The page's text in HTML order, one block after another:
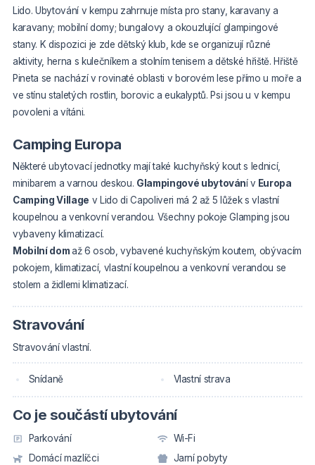
Lido. Ubytování v kempu zahrnuje místa pro stany, karavany a
karavany; mobilní domy; bungalovy a okouzlující glampingové
stany. K dispozici je zde dětský klub, kde se organizují různé
aktivity, herna s kulečníkem a stolním tenisem a dětské hřiště. Hřiště
Pineta se nachází v rovinaté oblasti v borovém lese přímo u moře a
ve stínu staletých rostlin, borovic a eukalyptů. Psi jsou u v kempu
povoleni a vítáni.
Camping Europa
Některé ubytovací jednotky mají také kuchyňský kout s lednicí,
minibarem a varnou deskou. Glampingové ubytování v Europa
Camping Village v Lido di Capoliveri má 2 až 5 lůžek s vlastní
koupelnou a venkovní verandou. Všechny pokoje Glamping jsou
vybaveny klimatizací.
Mobilní domaž 6 osob, vybavené kuchyňským koutem, obývacím
pokojem, klimatizací, vlastní koupelnou a venkovní verandou se
stolem a židlemi klimatizací.
Stravování
Stravování vlastní.
Snídaně Vlastní strava
Co je součástí ubytování
Parkování
Wi-Fi
Domácí mazlíčci
Jarní pobyty